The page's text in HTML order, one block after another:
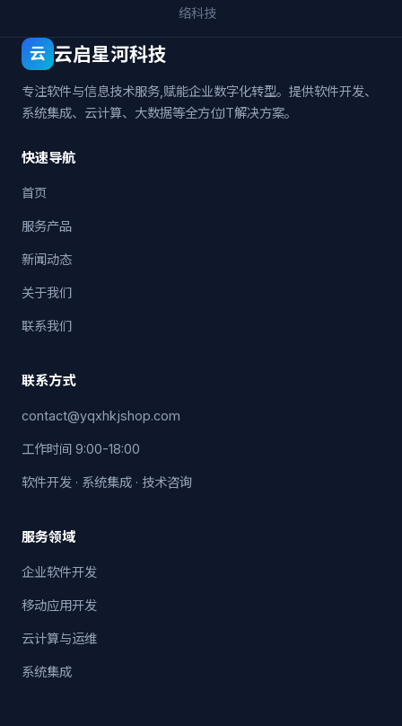
络科技
云 云启星河科技
专注软件与信息技术服务,赋能企业数字化转型。提供软件开发、
系统集成、云计算、大数据等全方位IT解决方案。
快速导航
首页
服务产品
新闻动态
关于我们
联系我们
联系方式
contact@yqxhkjshop.com
工作时间 9:00-18:00
软件开发 · 系统集成 · 技术咨询
服务领域
企业软件开发
移动应用开发
云计算与运维
系统集成